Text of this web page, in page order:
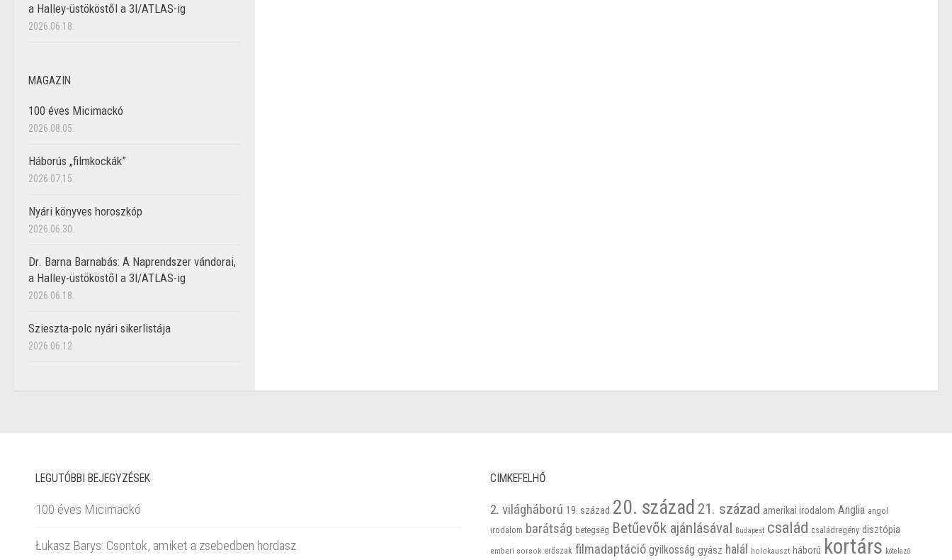
a Halley-üstököstől a 3I/ATLAS-ig
2026.06.18.
MAGAZIN
100 éves Micimackó
2026.08.05.
Háborús „filmkockák”
2026.07.15.
Nyári könyves horoszkóp
2026.06.30.
Dr. Barna Barnabás: A Naprendszer vándorai,
a Halley-üstököstől a 3I/ATLAS-ig
2026.06.18.
Szieszta-polc nyári sikerlistája
2026.06.12.
LEGUTÓBBI BEJEGYZÉSEK
100 éves Micimackó
Łukasz Barys: Csontok, amiket a zsebedben hordasz
CIMKEFELHŐ
2. világháború 19. század 20. század 21. század amerikai irodalom Anglia angol
irodalom barátság betegség Betűevők ajánlásával Budapest család családregény disztópia
emberi sorsok erőszak filmadaptáció gyilkosság gyász halál holokauszt háború kortárs kötelező